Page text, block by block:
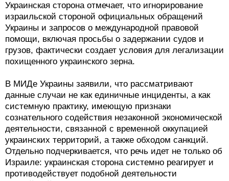
Украинская сторона отмечает, что игнорирование
израильской стороной официальных обращений
Украины и запросов о международной правовой
помощи, включая просьбы о задержании судов и
грузов, фактически создает условия для легализации
похищенного украинского зерна.
В МИДе Украины заявили, что рассматривают
данные случаи не как единичные инциденты, а как
системную практику, имеющую признаки
сознательного содействия незаконной экономической
деятельности, связанной с временной оккупацией
украинских территорий, а также обходом санкций.
Отдельно подчеркивается, что речь идет не только об
Израиле: украинская сторона системно реагирует и
противодействует подобной деятельности